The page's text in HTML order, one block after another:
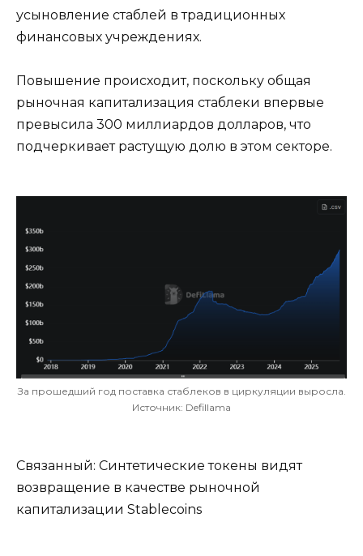
усыновление стаблей в традиционных
финансовых учреждениях.
Повышение происходит, поскольку общая
рыночная капитализация стаблеки впервые
превысила 300 миллиардов долларов, что
подчеркивает растущую долю в этом секторе.
За прошедший год поставка стаблеков в циркуляции выросла.
Источник: Defillama
Связанный: Синтетические токены видят
возвращение в качестве рыночной
капитализации Stablecoins